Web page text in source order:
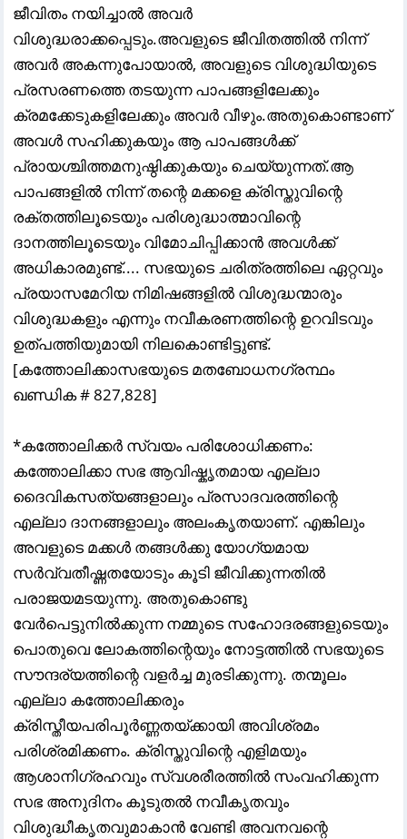
ജീവിതം നയിച്ചാൽ അവർ
വിശുദ്ധരാക്കപ്പെടും.അവളുടെ ജീവിതത്തിൽ നിന്ന്
അവർ അകന്നുപോയാൽ, അവളുടെ വിശുദ്ധിയുടെ
പ്രസരണത്തെ തടയുന്ന പാപങ്ങളിലേക്കും
ക്രമക്കേടുകളിലേക്കും അവർ വീഴും.അതുകൊണ്ടാണ്
അവൾ സഹിക്കുകയും ആ പാപങ്ങൾക്ക്
പ്രായശ്ചിത്തമനുഷ്ഠിക്കുകയും ചെയ്യുന്നത്.ആ
പാപങ്ങളിൽ നിന്ന് തന്റെ മക്കളെ ക്രിസ്തുവിന്റെ
രക്തത്തിലൂടെയും പരിശുദ്ധാത്മാവിന്റെ
ദാനത്തിലൂടെയും വിമോചിപ്പിക്കാൻ അവൾക്ക്
അധികാരമുണ്ട്.... സഭയുടെ ചരിത്രത്തിലെ ഏറ്റവും
പ്രയാസമേറിയ നിമിഷങ്ങളിൽ വിശുദ്ധന്മാരും
വിശുദ്ധകളും എന്നും നവീകരണത്തിന്റെ ഉറവിടവും
ഉത്പത്തിയുമായി നിലകൊണ്ടിട്ടുണ്ട്.
[കത്തോലിക്കാസഭയുടെ മതബോധനഗ്രന്ഥം
ഖണ്ഡിക # 827,828]
*കത്തോലിക്കർ സ്വയം പരിശോധിക്കണം:
കത്തോലിക്കാ സഭ ആവിഷ്കൃതമായ എല്ലാ
ദൈവികസത്യങ്ങളാലും പ്രസാദവരത്തിന്റെ
എല്ലാ ദാനങ്ങളാലും അലംകൃതയാണ്. എങ്കിലും
അവളുടെ മക്കൾ തങ്ങൾക്കു യോഗ്യമായ
സർവ്വതീഷ്ണതയോടും കൂടി ജീവിക്കുന്നതിൽ
പരാജയമടയുന്നു. അതുകൊണ്ടു
വേർപെട്ടുനിൽക്കുന്ന നമ്മുടെ സഹോദരങ്ങളുടെയും
പൊതുവെ ലോകത്തിന്റെയും നോട്ടത്തിൽ സഭയുടെ
സൗന്ദര്യത്തിന്റെ വളർച്ച മുരടിക്കുന്നു. തന്മൂലം
എല്ലാ കത്തോലിക്കരും
ക്രിസ്തീയപരിപൂർണ്ണതയ്ക്കായി അവിശ്രമം
പരിശ്രമിക്കണം. ക്രിസ്തുവിന്റെ എളിമയും
ആശാനിഗ്രഹവും സ്വശരീരത്തിൽ സംവഹിക്കുന്ന
സഭ അനുദിനം കൂടുതൽ നവീകൃതവും
വിശുദ്ധീകൃതവുമാകാൻ വേണ്ടി അവനവന്റെ